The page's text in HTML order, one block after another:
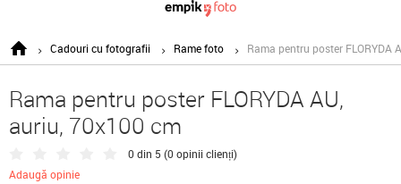
Cadouri cu fotografii Rame foto Rama pentru poster FLORYDA
Rama pentru poster FLORYDA AU,
auriu, 70x100 cm
0 din 5 (0 opinii clienți)
Adaugă opinie